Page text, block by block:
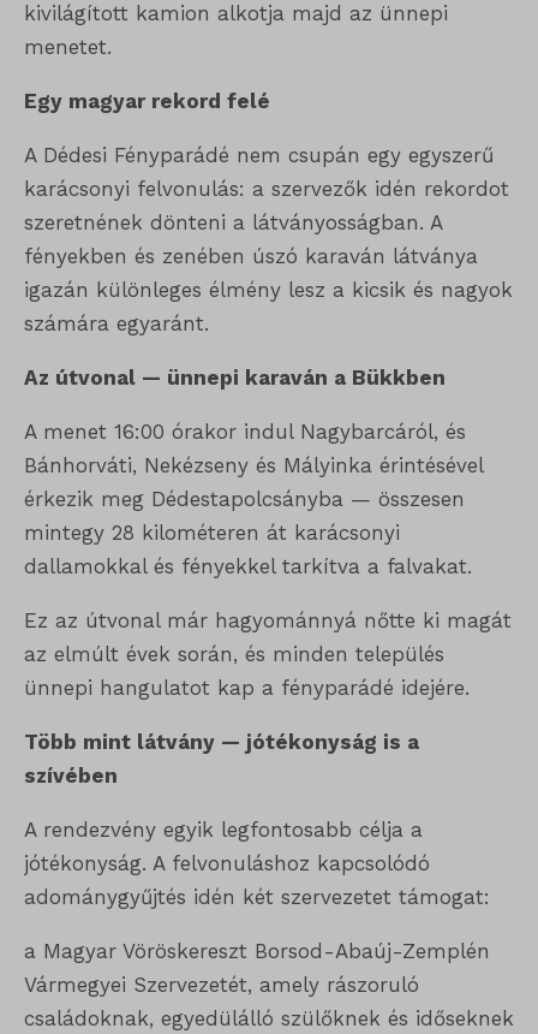
kivilágított kamion alkotja majd az ünnepi
menetet.
Egy magyar rekord felé
A Dédesi Fényparádé nem csupán egy egyszerű
karácsonyi felvonulás: a szervezők idén rekordot
szeretnének dönteni a látványosságban. A
fényekben és zenében úszó karaván látványa
igazán különleges élmény lesz a kicsik és nagyok
számára egyaránt.
Az útvonal — ünnepi karaván a Bükkben
A menet 16:00 órakor indul Nagybarcáról, és
Bánhorváti, Nekézseny és Mályinka érintésével
érkezik meg Dédestapolcsányba — összesen
mintegy 28 kilométeren át karácsonyi
dallamokkal és fényekkel tarkítva a falvakat.
Ez az útvonal már hagyománnyá nőtte ki magát
az elmúlt évek során, és minden település
ünnepi hangulatot kap a fényparádé idejére.
Több mint látvány — jótékonyság is a
szívében
A rendezvény egyik legfontosabb célja a
jótékonyság. A felvonuláshoz kapcsolódó
adománygyűjtés idén két szervezetet támogat:
a Magyar Vöröskereszt Borsod-Abaúj-Zemplén
Vármegyei Szervezetét, amely rászoruló
családoknak, egyedülálló szülőknek és időseknek